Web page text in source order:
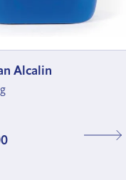
Alcalin